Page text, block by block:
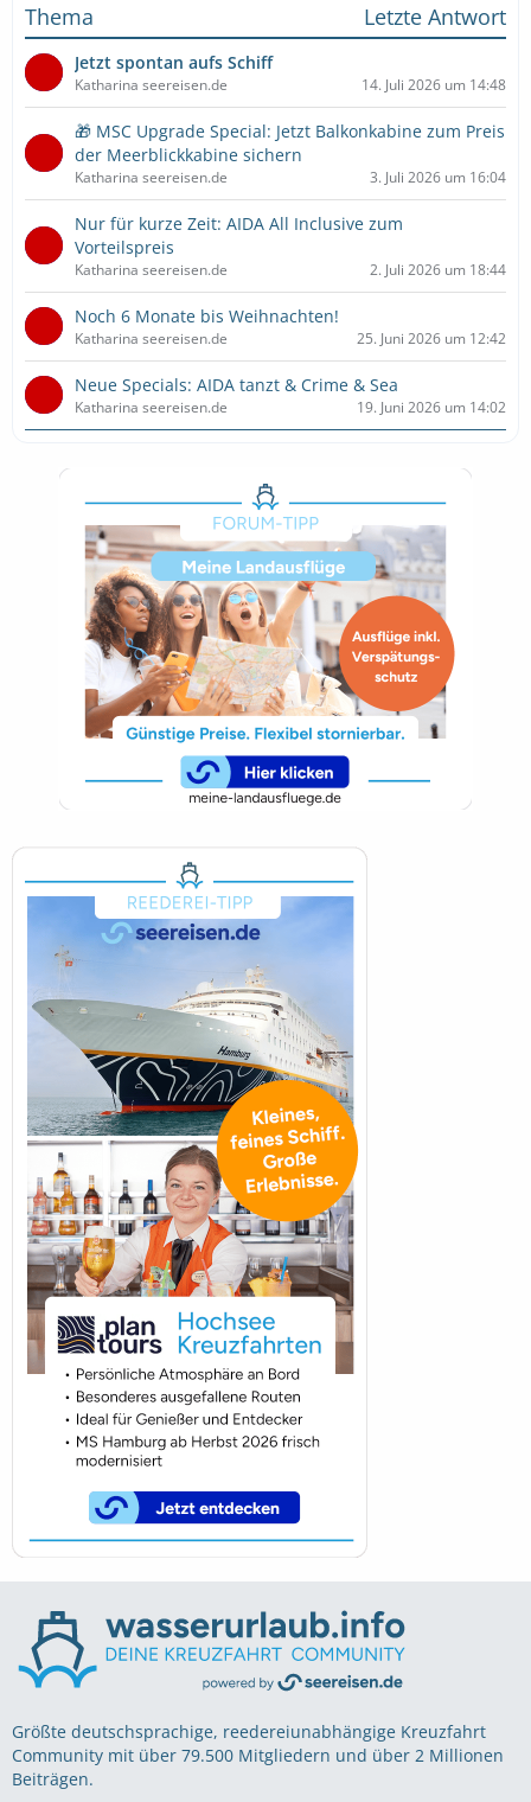
Thema
Letzte Antwort
Jetzt spontan aufs Schiff
Katharina seereisen.de 14. Juli 2026 um 14:48
🎁 MSC Upgrade Special: Jetzt Balkonkabine zum Preis
der Meerblickkabine sichern
Katharina seereisen.de 3. Juli 2026 um 16:04
Nur für kurze Zeit: AIDA All Inclusive zum
Vorteilspreis
Katharina seereisen.de 2. Juli 2026 um 18:44
Noch 6 Monate bis Weihnachten!
Katharina seereisen.de 25. Juni 2026 um 12:42
Neue Specials: AIDA tanzt & Crime & Sea
Katharina seereisen.de 19. Juni 2026 um 14:02
Größte deutschsprachige, reedereiunabhängige Kreuzfahrt
Community mit über 79.500 Mitgliedern und über 2 Millionen
Beiträgen.